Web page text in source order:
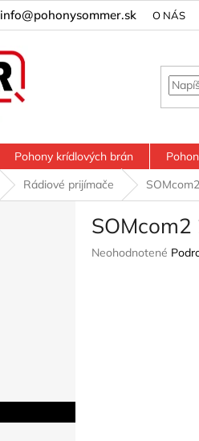
info@pohonysommer.sk O NÁS
Pohony krídlových brán
Rádiové prijímače
Priemerné
Neohodnotené